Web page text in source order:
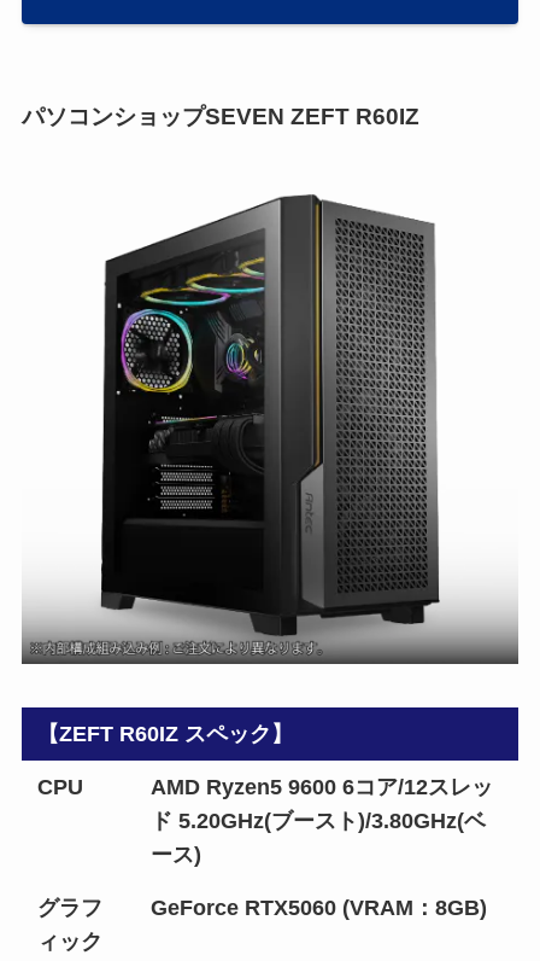
パソコンショップSEVEN ZEFT R60IZ
【ZEFT R60IZ スペック】
CPU
AMD Ryzen5 9600 6コア/12スレッ
ド 5.20GHz(ブースト)/3.80GHz(ベ
ース)
グラフ
ィック
GeForce RTX5060 (VRAM：8GB)